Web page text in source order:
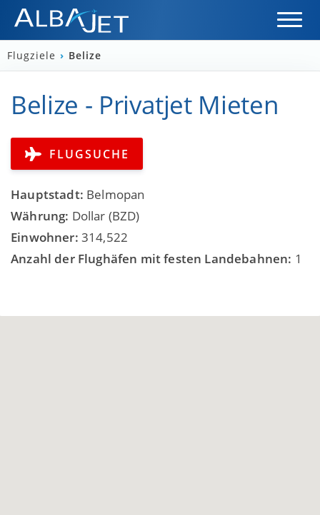
Flugziele › Belize
Belize - Privatjet Mieten
FLUGSUCHE
Hauptstadt: Belmopan
Währung: Dollar (BZD)
Einwohner: 314,522
Anzahl der Flughäfen mit festen Landebahnen: 1